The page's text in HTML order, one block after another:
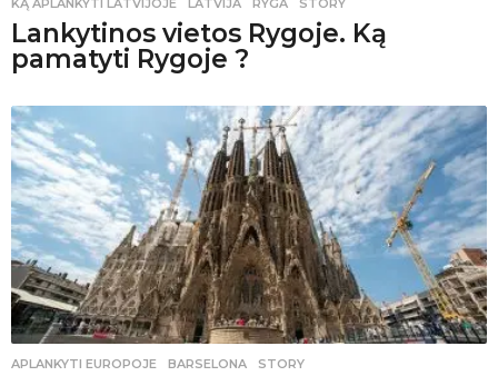
Lankytinos vietos Rygoje. Ką
pamatyti Rygoje ?
APLANKYTI EUROPOJE BARSELONA ,STORY